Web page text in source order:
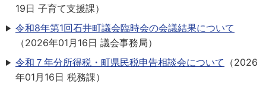
19日 子育て支援課）
令和8年第1回石井町議会臨時会の会議結果について
（2026年01月16日 議会事務局）
令和７年分所得税・町県民税申告相談会について （2026
年01月16日 税務課）